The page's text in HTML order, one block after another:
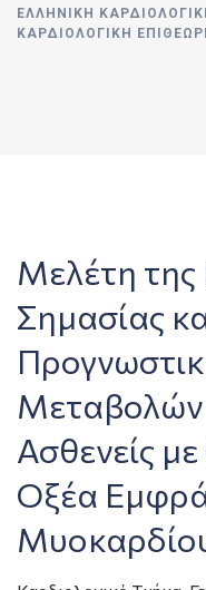
ΕΛΛΗΝΙΚΉ
ΚΑΡΔΙΟΛΟΓΙΚΗ
Μελέτη της
Σημασίας
Ασθενείς
Οξέα